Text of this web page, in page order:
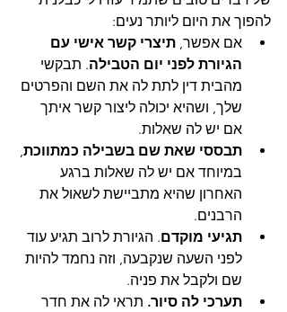
להפוך את היום ליותר נעים:
אם אפשר, תיצרי קשר אישי עם
הגיורת לפני יום הטבילה. תבקשי
מהבית דין לתת לה את השם והפרטים
שלך, ושהיא יכולה ליצור קשר איתך
אם יש לה שאלות.
תבססי שאת שם בשבילה כמתווכת,
במיוחד אם יש לה שאלות ברגע
האחרון שהיא מתביישת לשאול את
הרבנים.
תגיעי מוקדם. הגיורת לרוב תגיע עוד
לפני השעה שנקבעה, וזה נחמד להיות
שם ולקבל את פניה.
תערכי לה סיור. תראי לה את חדר